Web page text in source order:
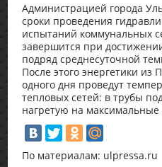
Администрацией города
сроки проведения
испытаний коммунальных
завершится при
подряд среднесуточной
После этого энергетики
одного дня проведут
тепловых сетей: в трубы
нагретую на максимальные
По материалам: ulpressa.ru